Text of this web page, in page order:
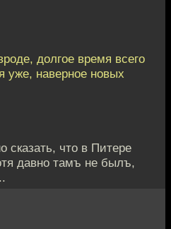
долгое время всего
уже, наверное новых
что в Питере
давно тамъ не былъ,